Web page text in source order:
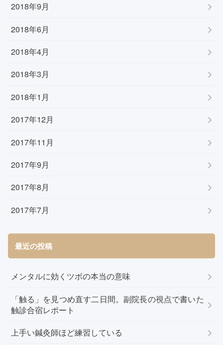
2018年9月
2018年6月
2018年4月
2018年3月
2018年1月
2017年12月
2017年11月
2017年9月
2017年8月
2017年7月
最近の投稿
メンタルに効くツボの本当の意味
「触る」を見つめ直す二日間。副院長の視点で書いた
触診合宿レポート
上手い鍼灸師ほど練習している